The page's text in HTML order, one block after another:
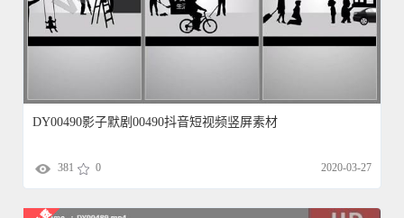
DY00490影子默剧00490抖音短视频竖屏素材
381 0 2020-03-27